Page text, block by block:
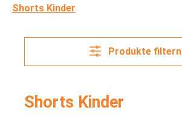
Shorts Kinder
Produkte filtern
Shorts Kinder